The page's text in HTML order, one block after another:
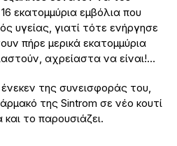
εκατομμύρια εμβόλια που
υγείας, γιατί τότε ενήργησε
πήρε μερικά εκατομμύρια
αχρείαστα να είναι!…
της συνεισφοράς του,
της Sintrom σε νέο κουτί
το παρουσιάζει.